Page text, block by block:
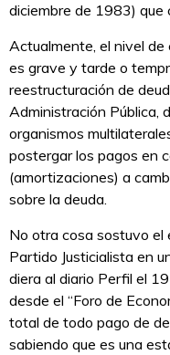
diciembre de 1983) que
Actualmente, el nivel
es grave y tarde o
reestructuración de
Administración Pública,
organismos
postergar los pagos en
(amortizaciones) a
sobre la deuda.
No otra cosa sostuvo el
Partido Justicialista en
diera al diario Perfil el
desde el “Foro de
total de todo pago de
sabiendo que es una